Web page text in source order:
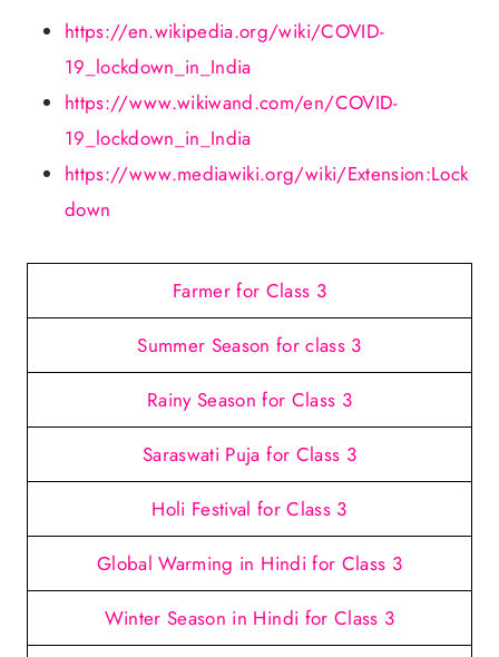
https://en.wikipedia.org/wiki/COVID-
19_lockdown_in_India
https://www.wikiwand.com/en/COVID-
19_lockdown_in_India
https://www.mediawiki.org/wiki/Extension:Lock
down
Farmer for Class 3
Summer Season for class 3
Rainy Season for Class 3
Saraswati Puja for Class 3
Holi Festival for Class 3
Global Warming in Hindi for Class 3
Winter Season in Hindi for Class 3